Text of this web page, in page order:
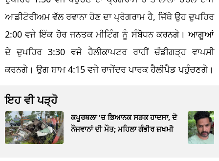
ਆਡੀਟੋਰੀਅਮ ਵੱਲ ਰਵਾਨਾ ਹੋਣ ਦਾ ਪ੍ਰੋਗਰਾਮ ਹੈ, ਜਿੱਥੇ ਉਹ ਦੁਪਹਿਰ
2:00 ਵਜੇ ਇੱਕ ਹੋਰ ਜਨਤਕ ਮੀਟਿੰਗ ਨੂੰ ਸੰਬੋਧਨ ਕਰਨਗੇ। ਆਗੂਆਂ
ਦੇ ਦੁਪਹਿਰ 3:30 ਵਜੇ ਹੈਲੀਕਾਪਟਰ ਰਾਹੀਂ ਚੰਡੀਗੜ੍ਹ ਵਾਪਸੀ
ਕਰਨਗੇ। ਉਗ ਸ਼ਾਮ 4:15 ਵਜੇ ਰਾਜੇਂਦਰ ਪਾਰਕ ਹੈਲੀਪੈਡ ਪਹੁੰਚਣਗੇ।
ਇਹ ਵੀ ਪੜ੍ਹੋ
ਕਪੂਰਥਲਾ 'ਚ ਭਿਆਨਕ ਸੜਕ ਹਾਦਸਾ, ਦੋ
ਨੌਜਵਾਨਾਂ ਦੀ ਮੌਤ; ਮਹਿਲਾ ਗੰਭੀਰ ਜ਼ਖਮੀ